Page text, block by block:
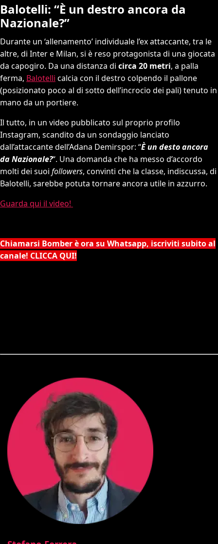
Balotelli: “È un destro ancora da
Nazionale?”
Durante un ‘allenamento’ individuale l’ex attaccante, tra le
altre, di Inter e Milan, si è reso protagonista di una giocata
da capogiro. Da una distanza di circa 20 metri, a palla
ferma, Balotelli calcia con il destro colpendo il pallone
(posizionato poco al di sotto dell’incrocio dei pali) tenuto in
mano da un portiere.
Il tutto, in un video pubblicato sul proprio profilo
Instagram, scandito da un sondaggio lanciato
dall’attaccante dell’Adana Demirspor: “È un desto ancora
da Nazionale?“. Una domanda che ha messo d’accordo
molti dei suoi followers, convinti che la classe, indiscussa, di
Balotelli, sarebbe potuta tornare ancora utile in azzurro.
Guarda qui il video!
Chiamarsi Bomber è ora su Whatsapp, iscriviti subito al
canale! CLICCA QUI!